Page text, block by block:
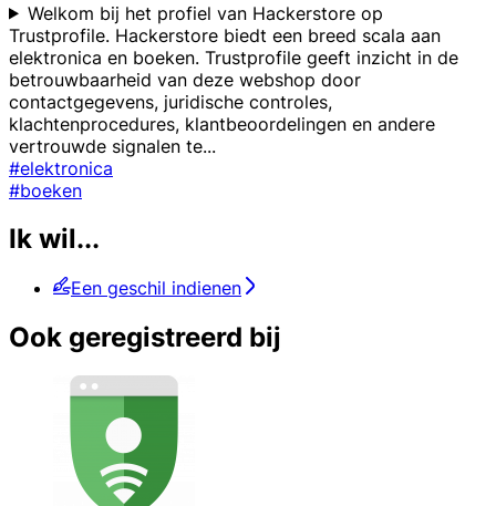
Welkom bij het profiel van Hackerstore op
Trustprofile. Hackerstore biedt een breed scala aan
elektronica en boeken. Trustprofile geeft inzicht in de
betrouwbaarheid van deze webshop door
contactgegevens, juridische controles,
klachtenprocedures, klantbeoordelingen en andere
vertrouwde signalen te...
#elektronica
#boeken
Ik wil...
Een geschil indienen
Ook geregistreerd bij